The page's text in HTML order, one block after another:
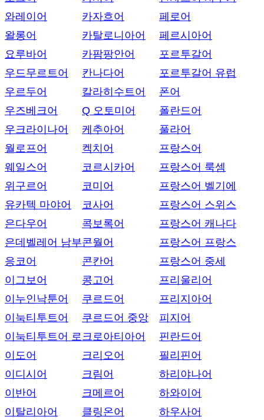
와레이어
왈롱어
요루바어
우드무르트어
우르두어
우즈베크어
우크라이나어
월로프어
웨일스어
위구르어
유카텍 마야어
은다우어
은데벨레어 남부
응코어
이그보어
이누인낙툰어
이눅티투트어
이눅티투트어 로
이도어
이디시어
이반어
이탈리아어
카자흐어
카탈로니아어
카팜팡안어
칸나다어
칼라히수트어
Q 오토미어
케추아어
켁치어
코르시카어
코미어
코사어
콕보록어
콘월어
콘칸어
콩고어
쿠르드어
쿠르드어 중앙
크로아티아어
크리오어
크림어
크메르어
클링온어
페로어
페르시아어
포르투갈어
포르투갈어 유럽
폰어
폴란드어
풀라어
프랑스어
프랑스어 룩셈
프랑스어 벨기에
프랑스어 스위스
프랑스어 캐나다
프랑스어 프랑스
프랑스어 중세
프리울리어
프리지아어
피지어
핀란드어
필리핀어
하리야나어
하와이어
하우사어